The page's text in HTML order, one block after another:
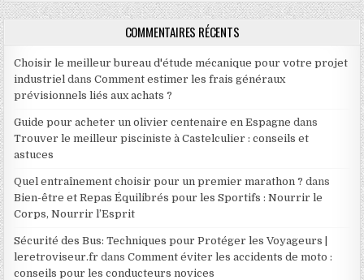
COMMENTAIRES RÉCENTS
Choisir le meilleur bureau d'étude mécanique pour votre projet
industriel dansComment estimer les frais généraux
prévisionnels liés aux achats ?
Guide pour acheter un olivier centenaire en Espagne dans
Trouver le meilleur pisciniste à Castelculier : conseils et
astuces
Quel entraînement choisir pour un premier marathon ? dans
Bien-être et Repas Équilibrés pour les Sportifs : Nourrir le
Corps, Nourrir l’Esprit
Sécurité des Bus: Techniques pour Protéger les Voyageurs |
leretroviseur.fr dansComment éviter les accidents de moto :
conseils pour les conducteurs novices